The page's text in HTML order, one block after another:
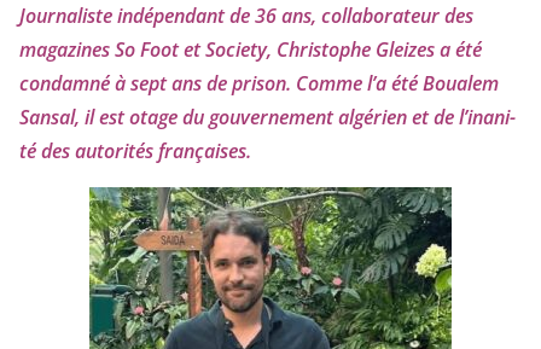
Journaliste indé­pen­dant de36ans, col­la­bo­ra­teur des
maga­zines So Foot et Society, Christophe Gleizesa été
condam­né à sept ans de pri­son. Comme l’a été Boualem
Sansal, il est otage du gou­ver­ne­ment algé­rien et de l’i­na­ni­
té des auto­ri­tés françaises.